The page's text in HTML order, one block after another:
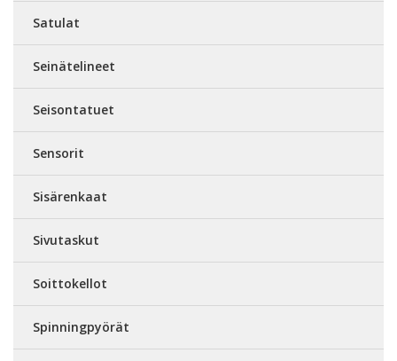
Satulat
Seinätelineet
Seisontatuet
Sensorit
Sisärenkaat
Sivutaskut
Soittokellot
Spinningpyörät